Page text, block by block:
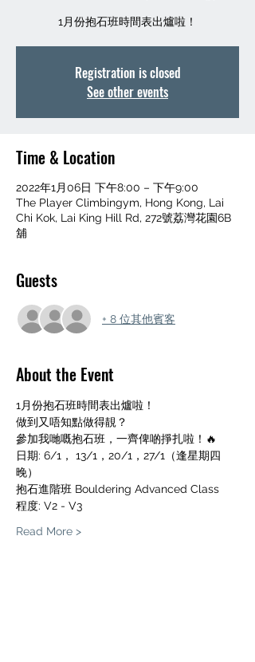
1月份抱石班時間表出爐啦！
Registration is closed
See other events
Time & Location
2022年1月06日 下午8:00 – 下午9:00
The Player Climbingym, Hong Kong, Lai
Chi Kok, Lai King Hill Rd, 272號荔灣花園6B
舖
Guests
+ 8 位其他賓客
About the Event
1月份抱石班時間表出爐啦！
做到又唔知點做得靚？
參加我哋嘅抱石班，一齊俾啲掙扎啦！🔥
日期: 6/1， 13/1，20/1，27/1（逢星期四
晚）
抱石進階班 Bouldering Advanced Class
程度: V2 - V3
Read More >